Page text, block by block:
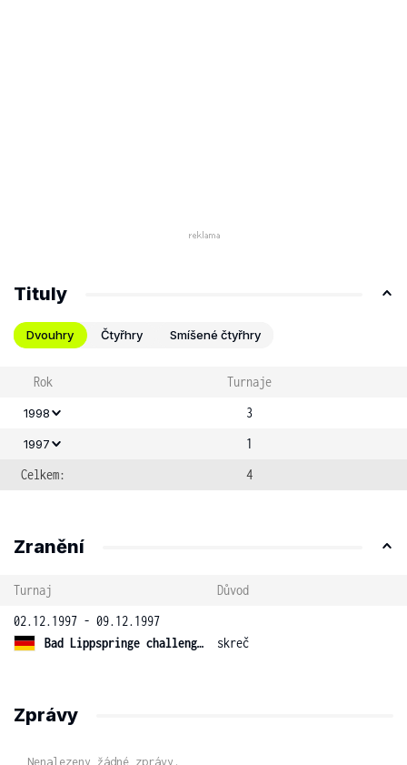
Tituly
Dvouhry Čtyřhry Smíšené čtyřhry
Rok Turnaje
1998 3
1997
1
Celkem:
4
Zranění
Turnaj
Důvod
02.12.1997 - 09.12.1997
Bad Lippspringe challenger
skreč
Zprávy
Nenalezeny žádné zprávy.